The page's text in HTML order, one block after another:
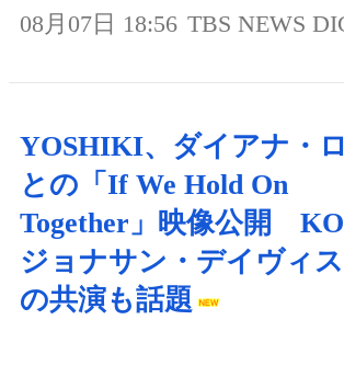
08月07日 18:56 TBS NEWS
YOSHIKI、ダイアナ・
との「If We Hold On
Together」映像公開
ジョナサン・デイヴィ
の共演も話題